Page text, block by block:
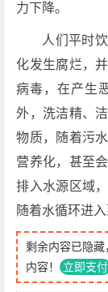
力下降。
人们平时
化发生腐烂，
病毒，在产生
外，洗洁精、
物质，随着污
营养化，甚至
排入水源区域
随着水循环进
剩余内容已隐
内容！ 立即支付